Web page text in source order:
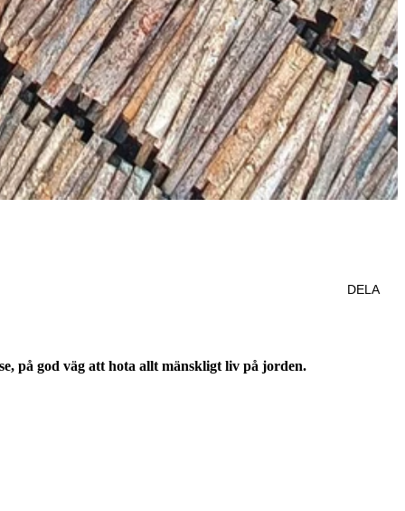
DELA
på god väg att hota allt mänskligt liv på jorden.